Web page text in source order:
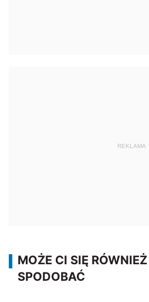
REKLAMA